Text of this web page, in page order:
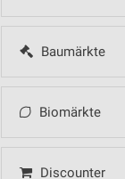
Baumärkte
Biomärkte
Discounter